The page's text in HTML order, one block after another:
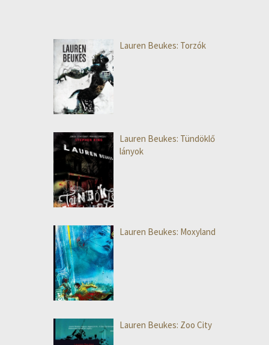
Lauren Beukes: Torzók
Lauren Beukes: Tündöklő
lányok
Lauren Beukes: Moxyland
Lauren Beukes: Zoo City